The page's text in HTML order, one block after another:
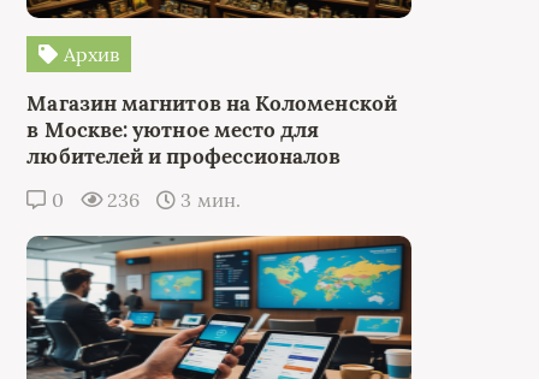
Архив
Магазин магнитов на Коломенской
в Москве: уютное место для
любителей и профессионалов
0 236 3 мин.